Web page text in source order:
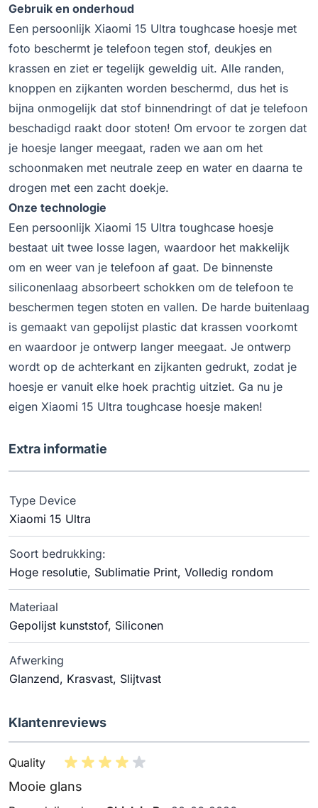
Gebruik en onderhoud
Een persoonlijk Xiaomi 15 Ultra toughcase hoesje met
foto beschermt je telefoon tegen stof, deukjes en
krassen en ziet er tegelijk geweldig uit. Alle randen,
knoppen en zijkanten worden beschermd, dus het is
bijna onmogelijk dat stof binnendringt of dat je telefoon
beschadigd raakt door stoten! Om ervoor te zorgen dat
je hoesje langer meegaat, raden we aan om het
schoonmaken met neutrale zeep en water en daarna te
drogen met een zacht doekje.
Onze technologie
Een persoonlijk Xiaomi 15 Ultra toughcase hoesje
bestaat uit twee losse lagen, waardoor het makkelijk
om en weer van je telefoon af gaat. De binnenste
siliconenlaag absorbeert schokken om de telefoon te
beschermen tegen stoten en vallen. De harde buitenlaag
is gemaakt van gepolijst plastic dat krassen voorkomt
en waardoor je ontwerp langer meegaat. Je ontwerp
wordt op de achterkant en zijkanten gedrukt, zodat je
hoesje er vanuit elke hoek prachtig uitziet. Ga nu je
eigen Xiaomi 15 Ultra toughcase hoesje maken!
Extra informatie
Type Device
Xiaomi 15 Ultra
Soort bedrukking:
Hoge resolutie, Sublimatie Print, Volledig rondom
Materiaal
Gepolijst kunststof, Siliconen
Afwerking
Glanzend, Krasvast, Slijtvast
Klantenreviews
Quality
Mooie glans